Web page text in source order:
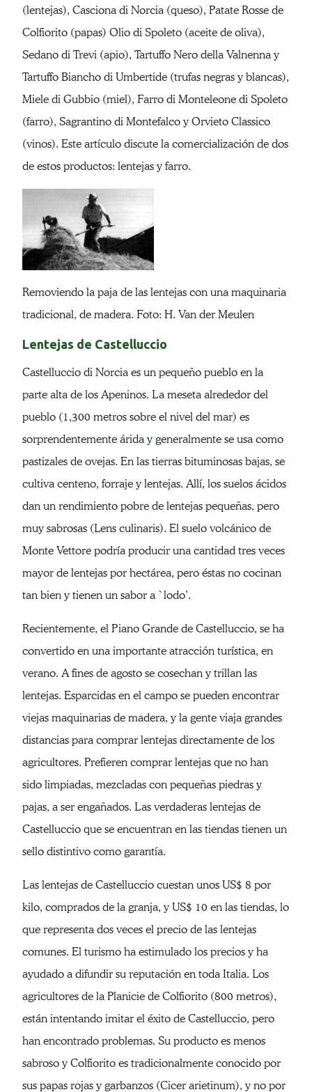
(lentejas), Casciona di Norcia (queso), Patate Rosse de
Colfiorito (papas) Olio di Spoleto (aceite de oliva),
Sedano di Trevi (apio), Tartuffo Nero della Valnenna y
Tartuffo Biancho di Umbertide (trufas negras y blancas),
Miele di Gubbio (miel), Farro di Monteleone di Spoleto
(farro), Sagrantino di Montefalco y Orvieto Classico
(vinos). Este artículo discute la comercialización de dos
de estos productos: lentejas y farro.
Removiendo la paja de las lentejas con una maquinaria
tradicional, de madera. Foto: H. Van der Meulen
Lentejas de Castelluccio
Castelluccio di Norcia es un pequeño pueblo en la
parte alta de los Apeninos. La meseta alrededor del
pueblo (1,300 metros sobre el nivel del mar) es
sorprendentemente árida y generalmente se usa como
pastizales de ovejas. En las tierras bituminosas bajas, se
cultiva centeno, forraje y lentejas. Allí, los suelos ácidos
dan un rendimiento pobre de lentejas pequeñas, pero
muy sabrosas (Lens culinaris). El suelo volcánico de
Monte Vettore podría producir una cantidad tres veces
mayor de lentejas por hectárea, pero éstas no cocinan
tan bien y tienen un sabor a `lodo’.
Recientemente, el Piano Grande de Castelluccio, se ha
convertido en una importante atracción turística, en
verano. A fines de agosto se cosechan y trillan las
lentejas. Esparcidas en el campo se pueden encontrar
viejas maquinarias de madera, y la gente viaja grandes
distancias para comprar lentejas directamente de los
agricultores. Prefieren comprar lentejas que no han
sido limpiadas, mezcladas con pequeñas piedras y
pajas, a ser engañados. Las verdaderas lentejas de
Castelluccio que se encuentran en las tiendas tienen un
sello distintivo como garantía.
Las lentejas de Castelluccio cuestan unos US$ 8 por
kilo, comprados de la granja, y US$ 10 en las tiendas, lo
que representa dos veces el precio de las lentejas
comunes. El turismo ha estimulado los precios y ha
ayudado a difundir su reputación en toda Italia. Los
agricultores de la Planicie de Colfiorito (800 metros),
están intentando imitar el éxito de Castelluccio, pero
han encontrado problemas. Su producto es menos
sabroso y Colfiorito es tradicionalmente conocido por
sus papas rojas y garbanzos (Cicer arietinum), y no por